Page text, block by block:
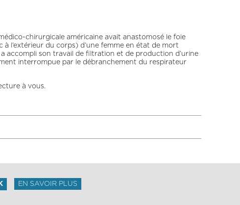
chirurgicale américaine avait anastomosé le foie
à l’extérieur du corps) d’une femme en état de mort
accompli son travail de filtration et de production d’urine
interrompue par le débranchement du respirateur
à vous.
EN SAVOIR PLUS